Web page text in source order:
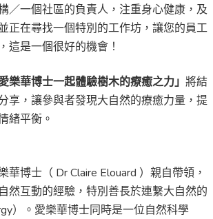
／一個社區的負責人，注重身心健康，及
正在尋找一個特別的工作坊，讓您的員工
這是一個很好的機會！
樂華博士一起體驗樹木的療癒之力」 將結
享，讓參與者發現大自然的療癒力量，提
緒平衡。
華博士（ Dr Claire Elouard ）親自帶領，
然互動的經驗，特別善長於連繫大自然的
）。愛樂華博士同時是一位自然科學